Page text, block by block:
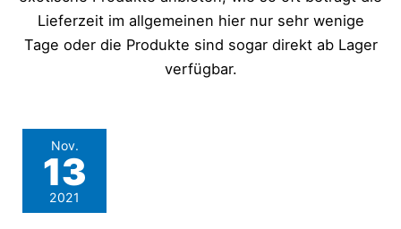
Lieferzeit im allgemeinen hier nur sehr wenige
Tage oder die Produkte sind sogar direkt ab Lager
verfügbar.
Nov.
13
2021